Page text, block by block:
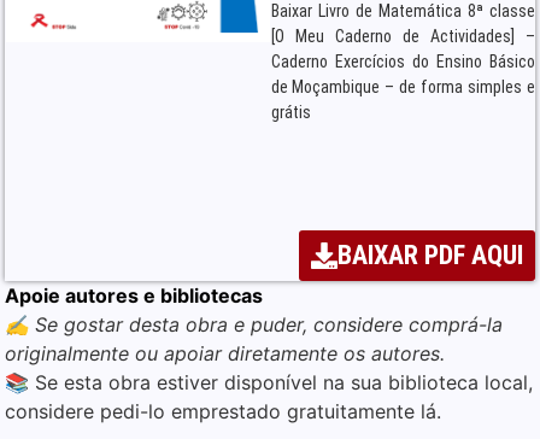
Baixar Livro de Matemática 8ª classe
[O Meu Caderno de Actividades] –
Caderno Exercícios do Ensino Básico
de Moçambique – de forma simples e
grátis
BAIXAR PDF AQUI
Apoie autores e bibliotecas
✍️ Se gostar desta obra e puder, considere comprá-la
originalmente ou apoiar diretamente os autores.
📚 Se esta obra estiver disponível na sua biblioteca local,
considere pedi-lo emprestado gratuitamente lá.